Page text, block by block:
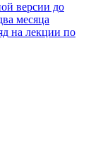
версии до
месяца
на лекции по